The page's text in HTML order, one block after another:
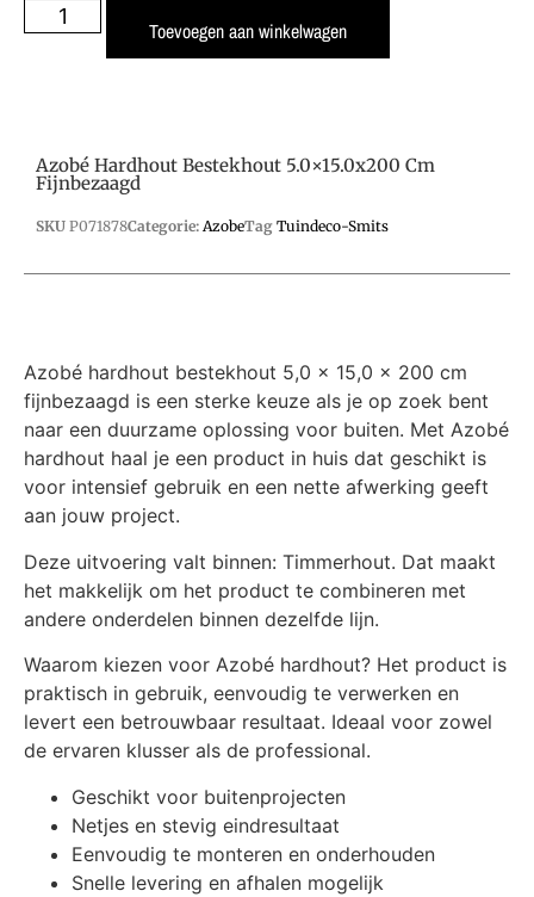
Toevoegen aan winkelwagen
Azobé Hardhout Bestekhout 5.0×15.0x200 Cm
Fijnbezaagd
SKU P071878Categorie: AzobeTag Tuindeco-Smits
Azobé hardhout bestekhout 5,0 x 15,0 x 200 cm
fijnbezaagd is een sterke keuze als je op zoek bent
naar een duurzame oplossing voor buiten. Met Azobé
hardhout haal je een product in huis dat geschikt is
voor intensief gebruik en een nette afwerking geeft
aan jouw project.
Deze uitvoering valt binnen: Timmerhout. Dat maakt
het makkelijk om het product te combineren met
andere onderdelen binnen dezelfde lijn.
Waarom kiezen voor Azobé hardhout? Het product is
praktisch in gebruik, eenvoudig te verwerken en
levert een betrouwbaar resultaat. Ideaal voor zowel
de ervaren klusser als de professional.
Geschikt voor buitenprojecten
Netjes en stevig eindresultaat
Eenvoudig te monteren en onderhouden
Snelle levering en afhalen mogelijk